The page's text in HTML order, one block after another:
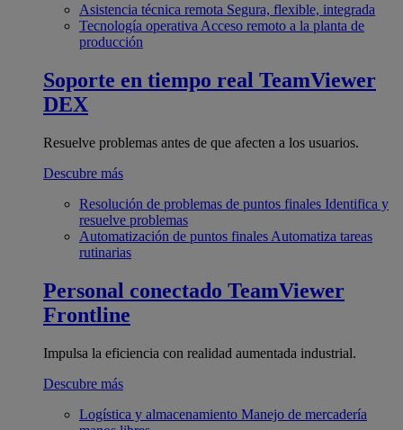
Asistencia técnica remota Segura, flexible, integrada
Tecnología operativa Acceso remoto a la planta de
producción
Soporte en tiempo real TeamViewer
DEX
Resuelve problemas antes de que afecten a los usuarios.
Descubre más
Resolución de problemas de puntos finales Identifica y
resuelve problemas
Automatización de puntos finales Automatiza tareas
rutinarias
Personal conectado TeamViewer
Frontline
Impulsa la eficiencia con realidad aumentada industrial.
Descubre más
Logística y almacenamiento Manejo de mercadería